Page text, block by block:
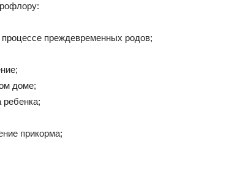
процессе преждевременных родов;
доме;
ребенка;
прикорма;